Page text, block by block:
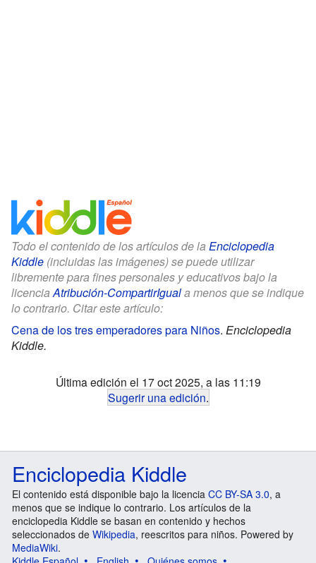
Todo el contenido de los artículos de la Enciclopedia
Kiddle (incluidas las imágenes) se puede utilizar
libremente para fines personales y educativos bajo la
licencia Atribución-CompartirIguala menos que se indique
lo contrario. Citar este artículo:
Cena de los tres emperadores para Niños. Enciclopedia
Kiddle.
Última edición el 17 oct 2025, a las 11:19
Sugerir una edición.
Enciclopedia Kiddle
El contenido está disponible bajo la licencia CC BY-SA 3.0, a
menos que se indique lo contrario. Los artículos de la
enciclopedia Kiddle se basan en contenido y hechos
seleccionados de Wikipedia, reescritos para niños. Powered by
MediaWiki.